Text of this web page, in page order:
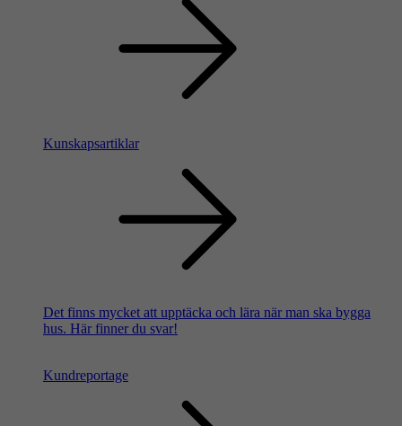
Kunskapsartiklar
Det finns mycket att upptäcka och lära när man ska bygga
hus. Här finner du svar!
Kundreportage